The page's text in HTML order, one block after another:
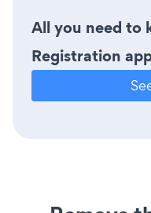
All you need to
Registration